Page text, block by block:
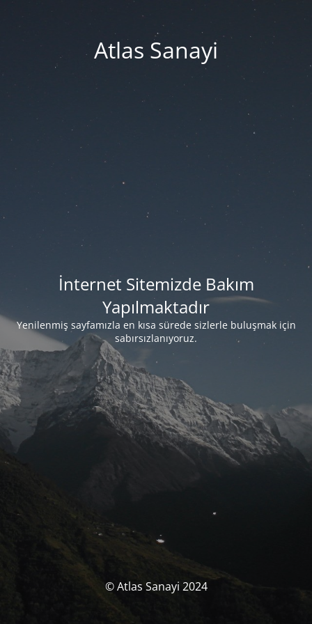
Atlas Sanayi
İnternet Sitemizde Bakım
Yapılmaktadır
Yenilenmiş sayfamızla en kısa sürede sizlerle buluşmak için
sabırsızlanıyoruz.
© Atlas Sanayi 2024